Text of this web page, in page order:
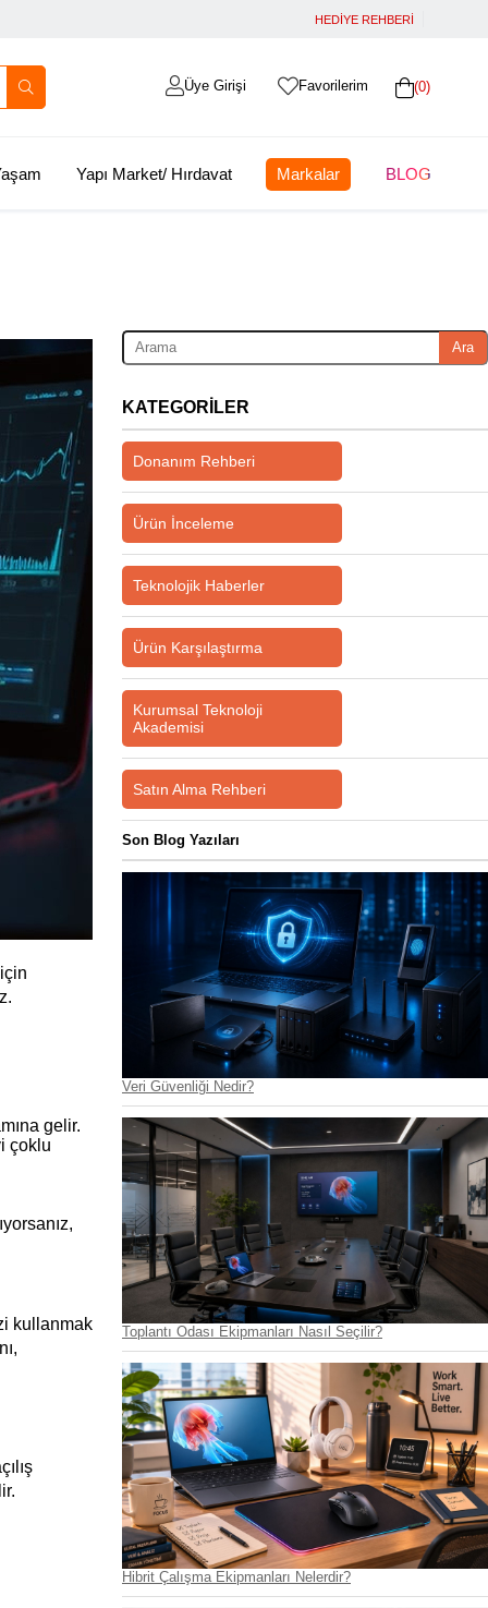
HEDİYE REHBERİ
0
Favorilerim
Üye Girişi
Yapı Market/ Hırdavat Markalar BLOG
gelir.
çoklu
kullanmak
Ara
KATEGORILER
Donanım Rehberi
Ürün İnceleme
Teknolojik Haberler
Ürün Karşılaştırma
Kurumsal Teknoloji
Akademisi
Satın Alma Rehberi
Son Blog Yazıları
Veri Güvenliği Nedir?
Toplantı Odası Ekipmanları Nasıl Seçilir?
Hibrit Çalışma Ekipmanları Nelerdir?